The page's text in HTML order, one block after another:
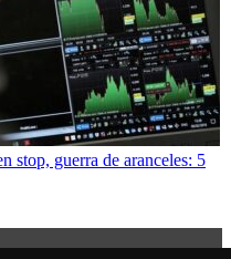
stop, guerra de aranceles: 5